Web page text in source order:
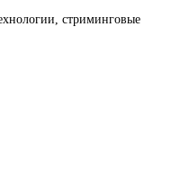
стриминговые